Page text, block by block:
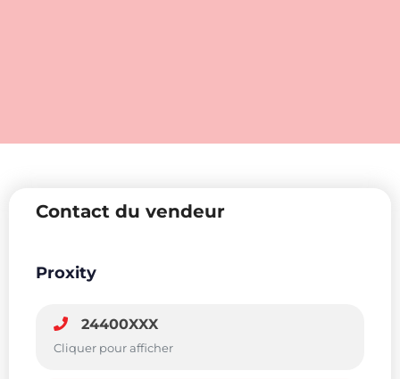
Contact du vendeur
Proxity
24400XXX
Cliquer pour afficher